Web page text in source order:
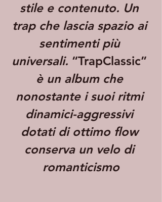
stile e contenuto. Un
trap che lascia spazio ai
sentimenti più
universali. “TrapClassic”
è un album che
nonostante i suoi ritmi
dinamici-aggressivi
dotati di ottimo flow
conserva un velo di
romanticismo